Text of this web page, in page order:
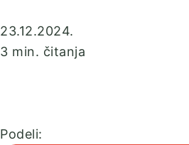
23.12.2024.
3 min. čitanja
Podeli: